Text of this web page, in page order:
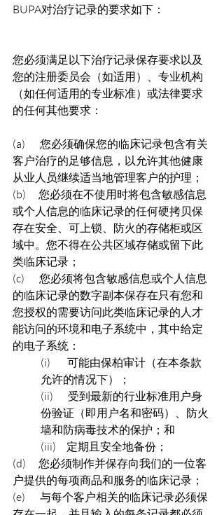
BUPA对治疗记录的要求如下：
您必须满足以下治疗记录保存要求以及
您的注册委员会（如适用）、专业机构
（如任何适用的专业标准）或法律要求
的任何其他要求：
(a)       您必须确保您的临床记录包含有关
客户治疗的足够信息，以允许其他健康
从业人员继续适当地管理客户的护理；
(b)      您必须在不使用时将包含敏感信息
或个人信息的临床记录的任何硬拷贝保
存在安全、可上锁、防火的存储柜或区
域中。您不得在公共区域存储或留下此
类临床记录；
(c)       您必须将包含敏感信息或个人信息
的临床记录的数字副本保存在只有您和
您授权的需要访问此类临床记录的人才
能访问的环境和电子系统中，其中给定
的电子系统：
(i)        可能由保柏审计（在本条款
允许的情况下）；
(ii)       受到最新的行业标准用户身
份验证（即用户名和密码）、防火
墙和防病毒技术的保护；和
(iii)     定期且安全地备份；
(d)      您必须制作并保存向我们的一位客
户提供的每项商品和服务的临床记录；
(e)       与每个客户相关的临床记录必须保